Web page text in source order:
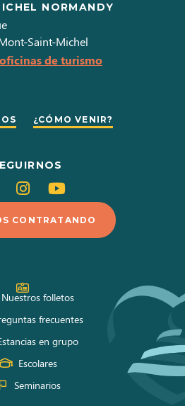
NORMANDY
Saint-Michel
de turismo
¿CÓMO VENIR?
SiganosSiganos
en
Instagram
Siganos
en
Youtube
CONTRATANDO
Nuestros folletos
frecuentes
en grupo
Escolares
Seminarios